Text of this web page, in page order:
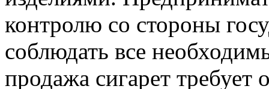
контролю со стороны
соблюдать все
продажа сигарет требует